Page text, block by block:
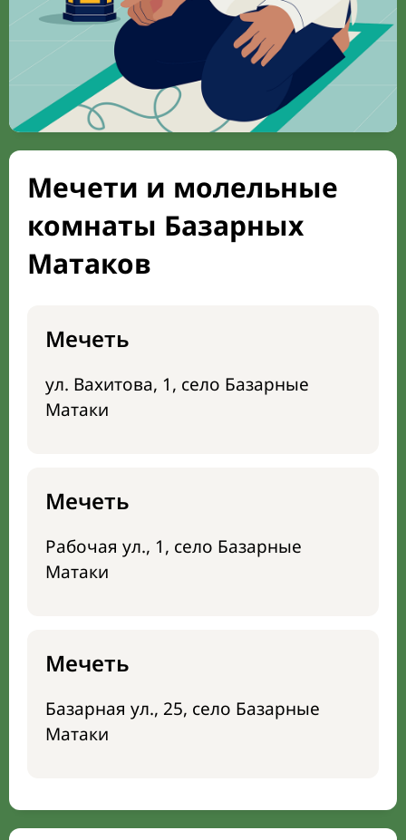
Мечети и молельные
комнаты Базарных
Матаков
Мечеть
ул. Вахитова, 1, село Базарные
Матаки
Мечеть
Рабочая ул., 1, село Базарные
Матаки
Мечеть
Базарная ул., 25, село Базарные
Матаки